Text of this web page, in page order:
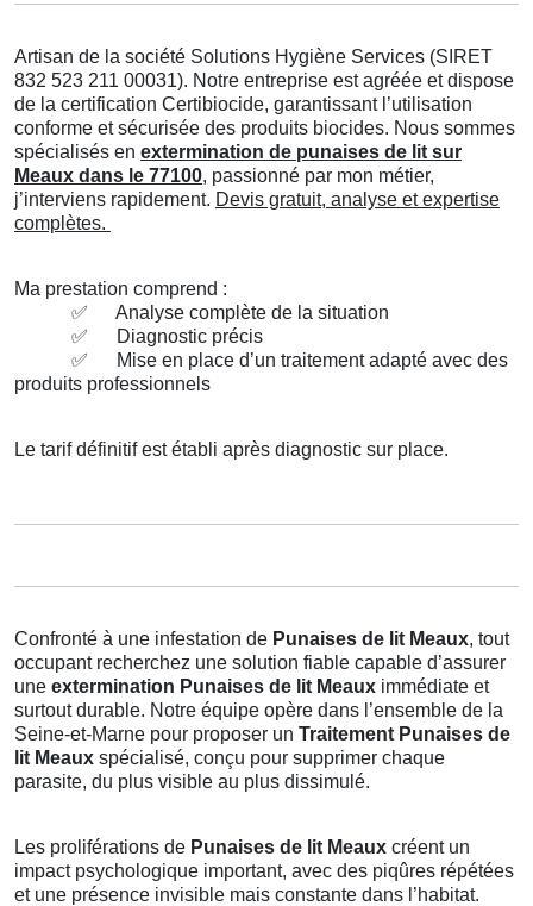
Artisan de la société Solutions Hygiène Services (SIRET
832 523 211 00031). Notre entreprise est agréée et dispose
de la certification Certibiocide, garantissant l’utilisation
conforme et sécurisée des produits biocides. Nous sommes
spécialisés en extermination de punaises de lit sur
Meaux dans le 77100, passionné par mon métier,
j’interviens rapidement. Devis gratuit, analyse et expertise
complètes.
Ma prestation comprend :
✅
Analyse complète de la situation
✅
Diagnostic précis
✅
Mise en place d’un traitement adapté avec des
produits professionnels
Le tarif définitif est établi après diagnostic sur place.
Confronté à une infestation de Punaises de lit Meaux, tout
occupant recherchez une solution fiable capable d’assurer
une extermination Punaises de lit Meaux immédiate et
surtout durable. Notre équipe opère dans l’ensemble de la
Seine-et-Marne pour proposer un Traitement Punaises de
lit Meaux spécialisé, conçu pour supprimer chaque
parasite, du plus visible au plus dissimulé.
Les proliférations de Punaises de lit Meaux créent un
impact psychologique important, avec des piqûres répétées
et une présence invisible mais constante dans l’habitat.